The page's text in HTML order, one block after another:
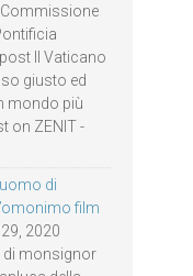
Il Vaticano
giusto ed
mondo più
on ZENIT -
uomo di
film
2020
monsignor